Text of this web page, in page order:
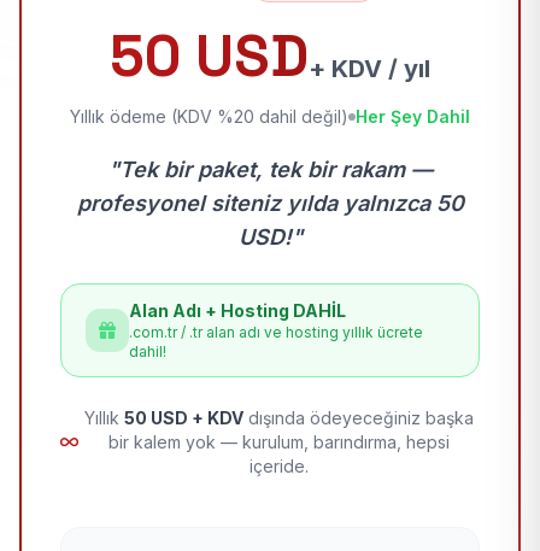
50 USD+ KDV / yıl
Yıllık ödeme (KDV %20 dahil değil) Her Şey Dahil
"Tek bir paket, tek bir rakam —
profesyonel siteniz yılda yalnızca 50
USD!"
Alan Adı + Hosting DAHİL
.com.tr / .tr alan adı ve hosting yıllık ücrete
dahil!
Yıllık 50 USD + KDV dışında ödeyeceğiniz başka
bir kalem yok — kurulum, barındırma, hepsi
içeride.